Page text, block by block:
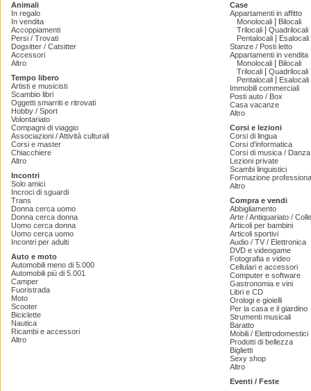
Animali
In regalo
In vendita
Accoppiamenti
Persi / Trovati
Dogsitter / Catsitter
Accessori
Altro
Tempo libero
Artisti e musicisti
Scambio libri
Oggetti smarriti e ritrovati
Hobby / Sport
Volontariato
Compagni di viaggio
Associazioni / Attività culturali
Corsi e master
Chiacchiere
Altro
Incontri
Solo amici
Incroci di sguardi
Trans
Donna cerca uomo
Donna cerca donna
Uomo cerca donna
Uomo cerca uomo
Incontri per adulti
Auto e moto
Automobili meno di 5.000
Automobili più di 5.001
Camper
Fuoristrada
Moto
Scooter
Biciclette
Nautica
Ricambi e accessori
Altro
Case
Appartamenti in affitto
Monolocali
Bilocali
Trilocali
Quadrilocali
Pentalocali
Esalocali
Stanze / Posti letto
Appartamenti in vendita
Monolocali
Bilocali
Trilocali
Quadrilocali
Pentalocali
Esalocali
Immobili commerciali
Posti auto / Box
Casa vacanze
Altro
Corsi e lezioni
Corsi di lingua
Corsi d'informatica
Corsi di musica /
Lezioni private
Scambi linguistici
Formazione
Altro
Compra e vendi
Abbigliamento
Arte / Antiquariato /
Articoli per bambini
Articoli sportivi
Audio / TV / Elettronica
DVD e videogame
Fotografia e video
Cellulari e accessori
Computer e software
Gastronomia e vini
Libri e CD
Orologi e gioielli
Per la casa e il giardino
Strumenti musicali
Baratto
Mobili / Elettrodomestici
Prodotti di bellezza
Biglietti
Sexy shop
Altro
Eventi / Feste